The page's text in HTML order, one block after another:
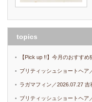
topics
【Pick up !!】今月のおすすめ
ブリティッシュショートヘア
ラガマフィン／2026.07.27 吉
ブリティッシュショートヘア